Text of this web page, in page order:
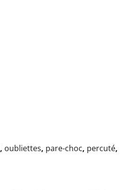
, oubliettes, pare-choc, percuté,